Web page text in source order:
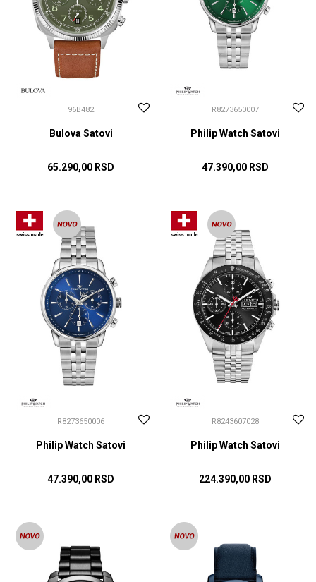
96B482
Bulova Satovi
65.290,00 RSD
DODAJ U KORPU
R8273650007
Philip Watch Satovi
47.390,00 RSD
DODAJ U KORPU
R8273650006
Philip Watch Satovi
47.390,00 RSD
R8243607028
Philip Watch Satovi
224.390,00 RSD